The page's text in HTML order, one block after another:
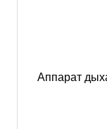
Аппарат